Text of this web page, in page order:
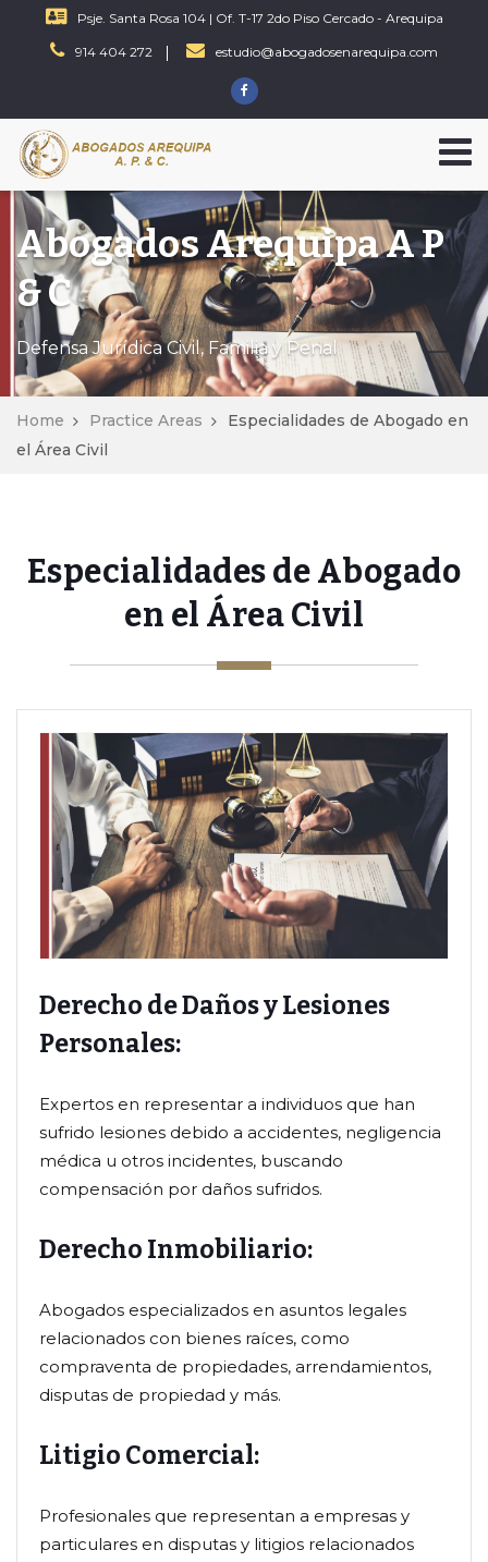
Psje. Santa Rosa 104 | Of. T-17 2do Piso Cercado - Arequipa
914 404 272 estudio@abogadosenarequipa.com
Abogados Arequipa A P
& C
Defensa Jurídica Civil, Familia y Penal
Home Practice Areas
Especialidades de Abogado en
el Área Civil
Especialidades de Abogado
en el Área Civil
Derecho de Daños y Lesiones
Personales:
Expertos en representar a individuos que han
sufrido lesiones debido a accidentes, negligencia
médica u otros incidentes, buscando
compensación por daños sufridos.
Derecho Inmobiliario:
Abogados especializados en asuntos legales
relacionados con bienes raíces, como
compraventa de propiedades, arrendamientos,
disputas de propiedad y más.
Litigio Comercial:
Profesionales que representan a empresas y
particulares en disputas y litigios relacionados